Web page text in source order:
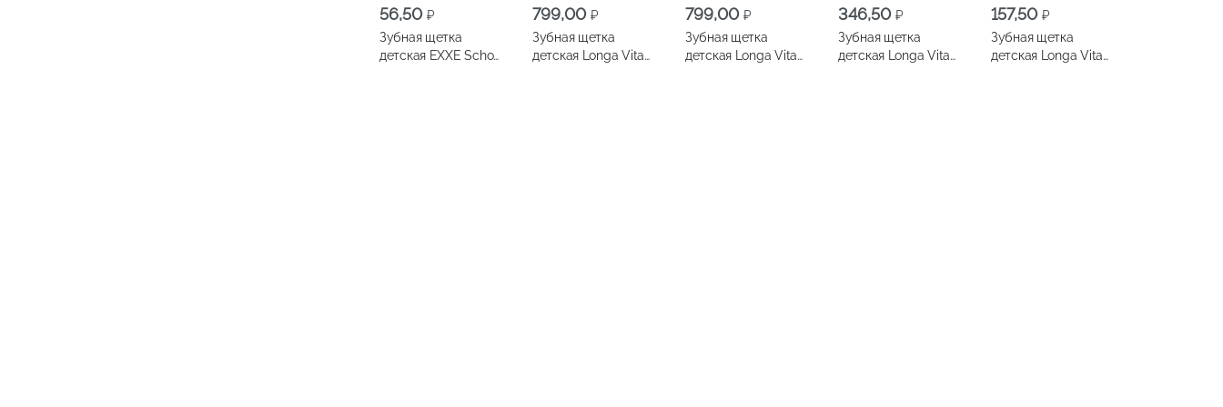
56,50 ₽
Зубная щетка
детская EXXE School
799,00 ₽
Зубная щетка
детская Longa Vita
799,00 ₽
Зубная щетка
детская Longa Vita
346,50 ₽
Зубная щетка
детская Longa Vita
157,50 ₽
Зубная щетка
детская Longa Vita